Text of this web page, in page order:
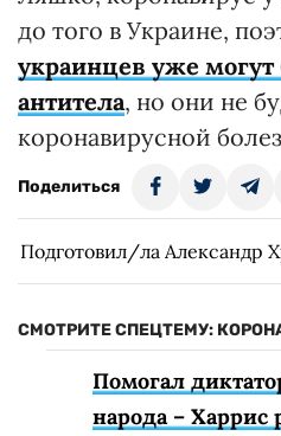
до того в Украине,
украинцев уже
антитела, но они не
коронавирусной
Поделиться
Подготовил/ла Александр
СМОТРИТЕ СПЕЦТЕМУ:
Помогал
народа – Харрис